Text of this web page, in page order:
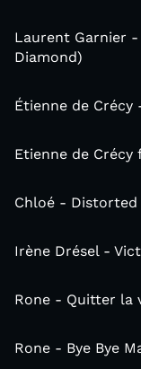
Laurent Garnier -
Diamond)
Étienne de
Etienne de Crécy
Chloé - Distorted
Irène Drésel -
Rone - Quitter la
Rone - Bye Bye